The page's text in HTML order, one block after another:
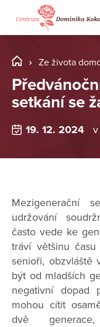
Ze života
setkání se
19. 12. 2024
Mezigenerační
udržování
často vede ke
tráví většinu
senioři, obzvláště
být od mladších
negativní dopad
mohou cítit
dvě